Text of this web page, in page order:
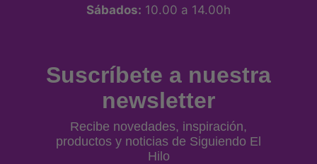
Sábados: 10.00 a 14.00h
Suscríbete a nuestra
newsletter
Recibe novedades, inspiración,
productos y noticias de Siguiendo El
Hilo